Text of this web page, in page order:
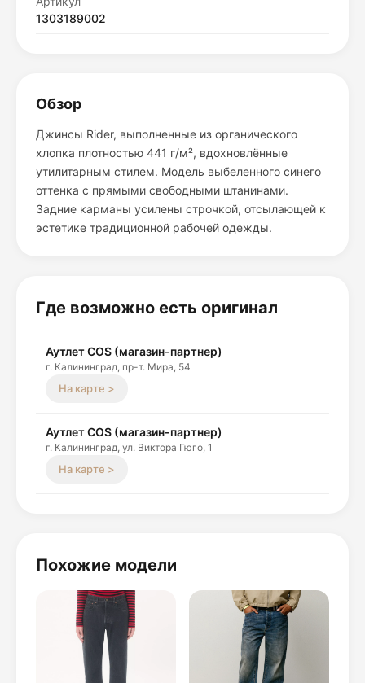
1303189002
Обзор
Джинсы Rider, выполненные из органического
хлопка плотностью 441 г/м², вдохновлённые
утилитарным стилем. Модель выбеленного синего
оттенка с прямыми свободными штанинами.
Задние карманы усилены строчкой, отсылающей к
эстетике традиционной рабочей одежды.
Где возможно есть оригинал
Аутлет COS (магазин-партнер)
г. Калининград, пр-т. Мира, 54
На карте >
Аутлет COS (магазин-партнер)
г. Калининград, ул. Виктора Гюго, 1
На карте >
Похожие модели